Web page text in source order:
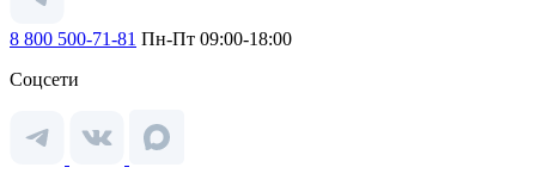
8 800 500-71-81 Пн-Пт 09:00-18:00
Соцсети